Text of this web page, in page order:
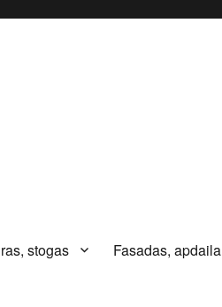
stogas Fasadas, apdaila